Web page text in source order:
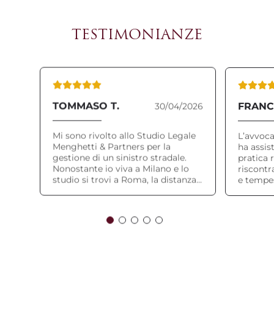
TESTIMONIANZE
TOMMASO T. 30/04/2026
Mi sono rivolto allo Studio Legale
Menghetti & Partners per la
gestione di un sinistro stradale.
Nonostante io viva a Milano e lo
studio si trovi a Roma, la distanza
impeccabile, dimostrandosi fin da
ha
pratica
e